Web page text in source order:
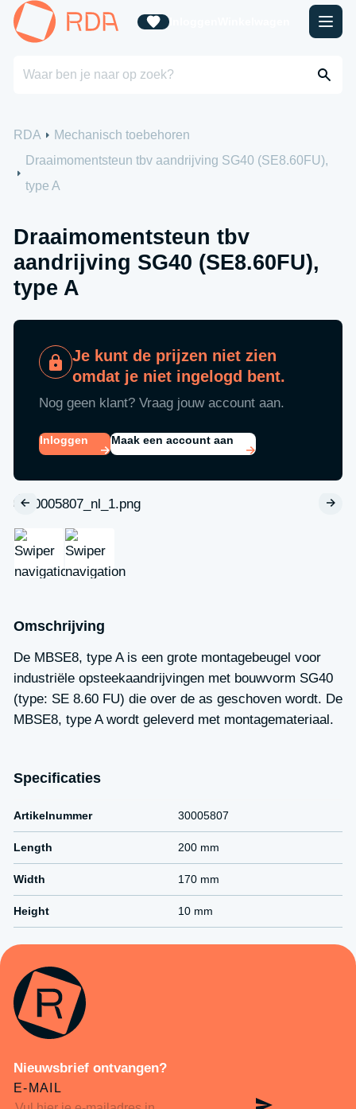
RDA
Mechanisch toebehoren
Draaimomentsteun tbv aandrijving SG40 (SE8.60FU),
type A
Draaimomentsteun tbv
aandrijving SG40 (SE8.60FU),
type A
Je kunt de prijzen niet zien
omdat je niet ingelogd bent.
Nog geen klant? Vraag jouw account aan.
Inloggen Maak een account aan
Omschrijving
De MBSE8, type A is een grote montagebeugel voor
industriële opsteekaandrijvingen met bouwvorm SG40
(type: SE 8.60 FU) die over de as geschoven wordt. De
MBSE8, type A wordt geleverd met montagemateriaal.
Specificaties
Artikelnummer 30005807
Length 200 mm
Width 170 mm
Height 10 mm
Nieuwsbrief ontvangen?
E-MAIL